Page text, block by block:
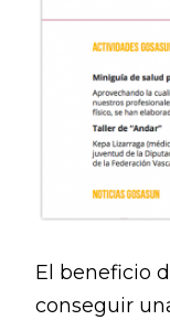
El beneficio
conseguir